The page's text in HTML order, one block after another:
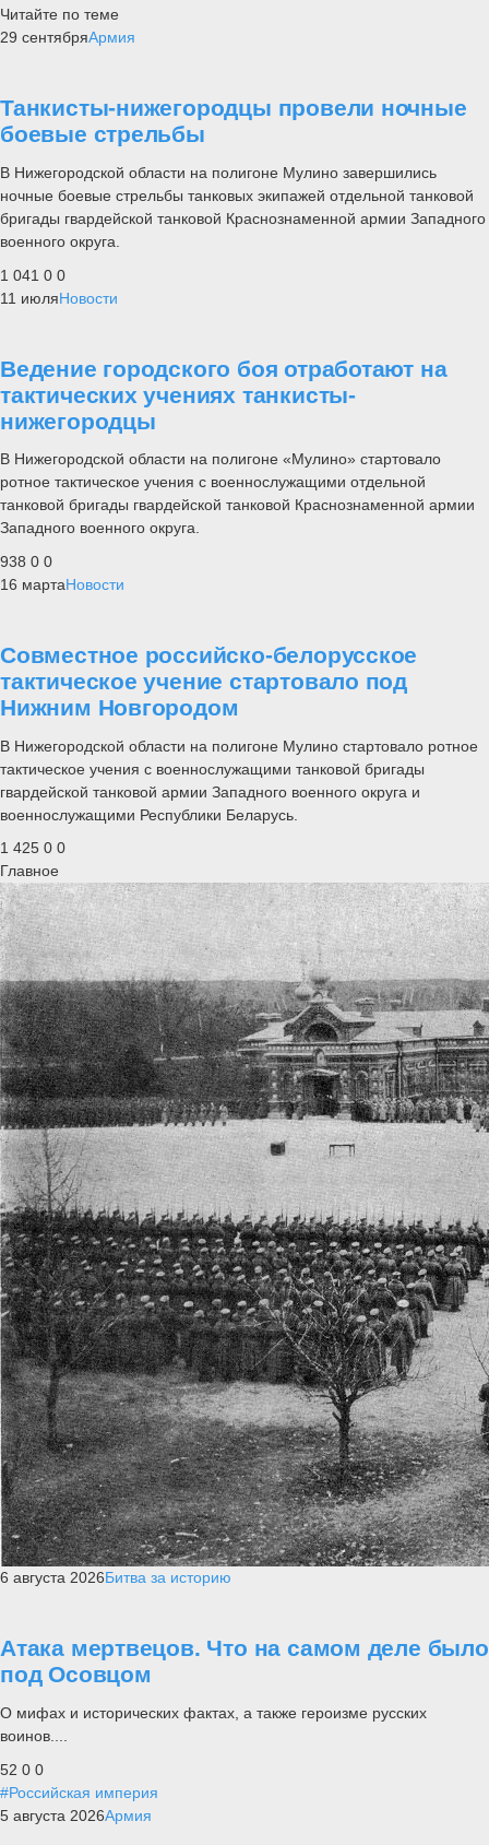
Читайте по теме
29 сентябряАрмия
Танкисты-нижегородцы провели ночные
боевые стрельбы
В Нижегородской области на полигоне Мулино завершились
ночные боевые стрельбы танковых экипажей отдельной танковой
бригады гвардейской танковой Краснознаменной армии Западного
военного округа.
1 041 0 0
11 июляНовости
Ведение городского боя отработают на
тактических учениях танкисты-
нижегородцы
В Нижегородской области на полигоне «Мулино» стартовало
ротное тактическое учения с военнослужащими отдельной
танковой бригады гвардейской танковой Краснознаменной армии
Западного военного округа.
938 0 0
16 мартаНовости
Совместное российско-белорусское
тактическое учение стартовало под
Нижним Новгородом
В Нижегородской области на полигоне Мулино стартовало ротное
тактическое учения с военнослужащими танковой бригады
гвардейской танковой армии Западного военного округа и
военнослужащими Республики Беларусь.
1 425 0 0
Главное
6 августа 2026Битва за историю
Атака мертвецов. Что на самом деле было
под Осовцом
О мифах и исторических фактах, а также героизме русских
воинов....
52 0 0
#Российская империя
5 августа 2026Армия